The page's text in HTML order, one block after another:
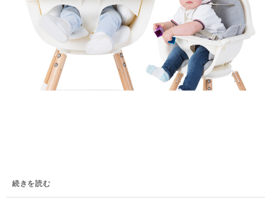
続きを読む